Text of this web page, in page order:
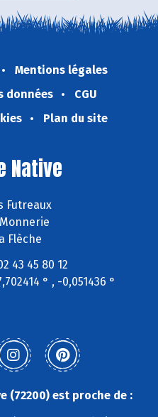
Mentions légales
données
CGU
Plan du site
Native
Futreaux
Flèche
43 45 80 12
° , -0,051436 °
(72200) est proche de :